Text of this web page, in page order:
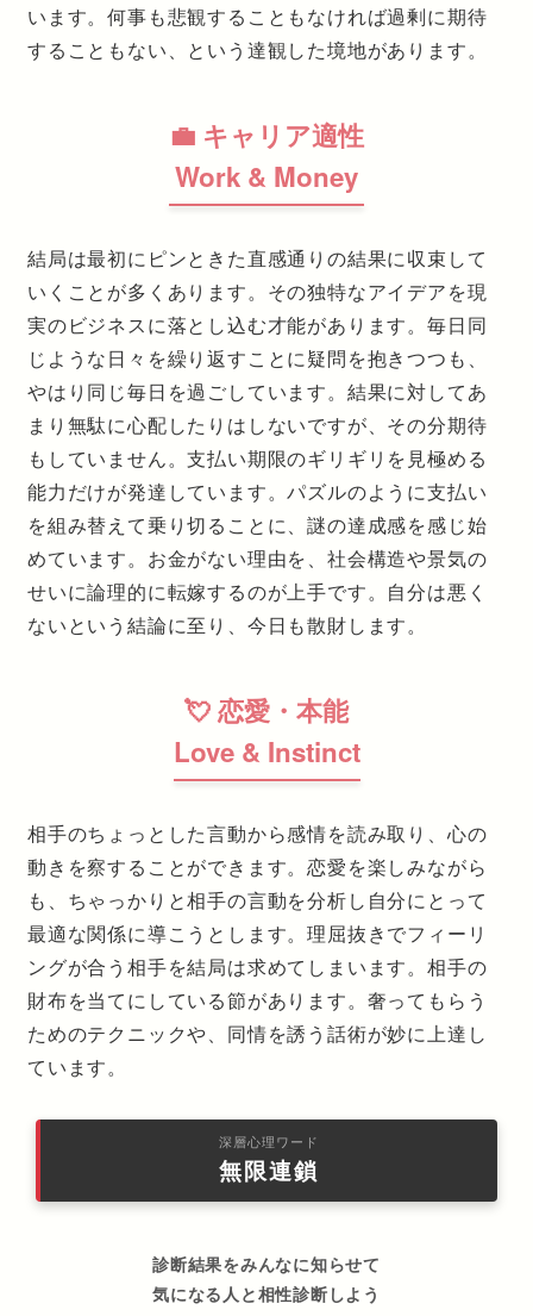
います。何事も悲観することもなければ過剰に期待
することもない、という達観した境地があります。
💼 キャリア適性
Work & Money
結局は最初にピンときた直感通りの結果に収束して
いくことが多くあります。その独特なアイデアを現
実のビジネスに落とし込む才能があります。毎日同
じような日々を繰り返すことに疑問を抱きつつも、
やはり同じ毎日を過ごしています。結果に対してあ
まり無駄に心配したりはしないですが、その分期待
もしていません。支払い期限のギリギリを見極める
能力だけが発達しています。パズルのように支払い
を組み替えて乗り切ることに、謎の達成感を感じ始
めています。お金がない理由を、社会構造や景気の
せいに論理的に転嫁するのが上手です。自分は悪く
ないという結論に至り、今日も散財します。
💘 恋愛・本能
Love & Instinct
相手のちょっとした言動から感情を読み取り、心の
動きを察することができます。恋愛を楽しみながら
も、ちゃっかりと相手の言動を分析し自分にとって
最適な関係に導こうとします。理屈抜きでフィーリ
ングが合う相手を結局は求めてしまいます。相手の
財布を当てにしている節があります。奢ってもらう
ためのテクニックや、同情を誘う話術が妙に上達し
ています。
深層心理ワード
無限連鎖
診断結果をみんなに知らせて
気になる人と相性診断しよう